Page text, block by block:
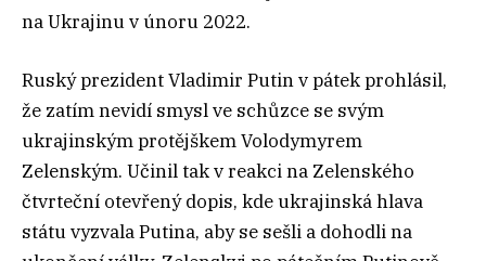
na Ukrajinu v únoru 2022.
Ruský prezident Vladimir Putin v pátek prohlásil,
že zatím nevidí smysl ve schůzce se svým
ukrajinským protějškem Volodymyrem
Zelenským. Učinil tak v reakci na Zelenského
čtvrteční otevřený dopis, kde ukrajinská hlava
státu vyzvala Putina, aby se sešli a dohodli na